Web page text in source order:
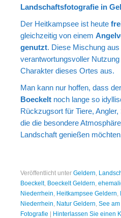
Landschaftsfotografie in
Der Heitkampsee ist heute
gleichzeitig von einem
genutzt. Diese Mischung
verantwortungsvoller
Charakter dieses Ortes aus.
Man kann nur hoffen, dass der
Boeckelt noch lange so
Rückzugsort für Tiere,
die die besondere
Landschaft genießen
Veröffentlicht unter Geldern,
Boeckelt, Boeckelt Geldern,
Niederrhein, Heitkampsee Geldern,
Niederrhein, Natur Geldern, See
Fotografie
Hinterlassen Sie einen